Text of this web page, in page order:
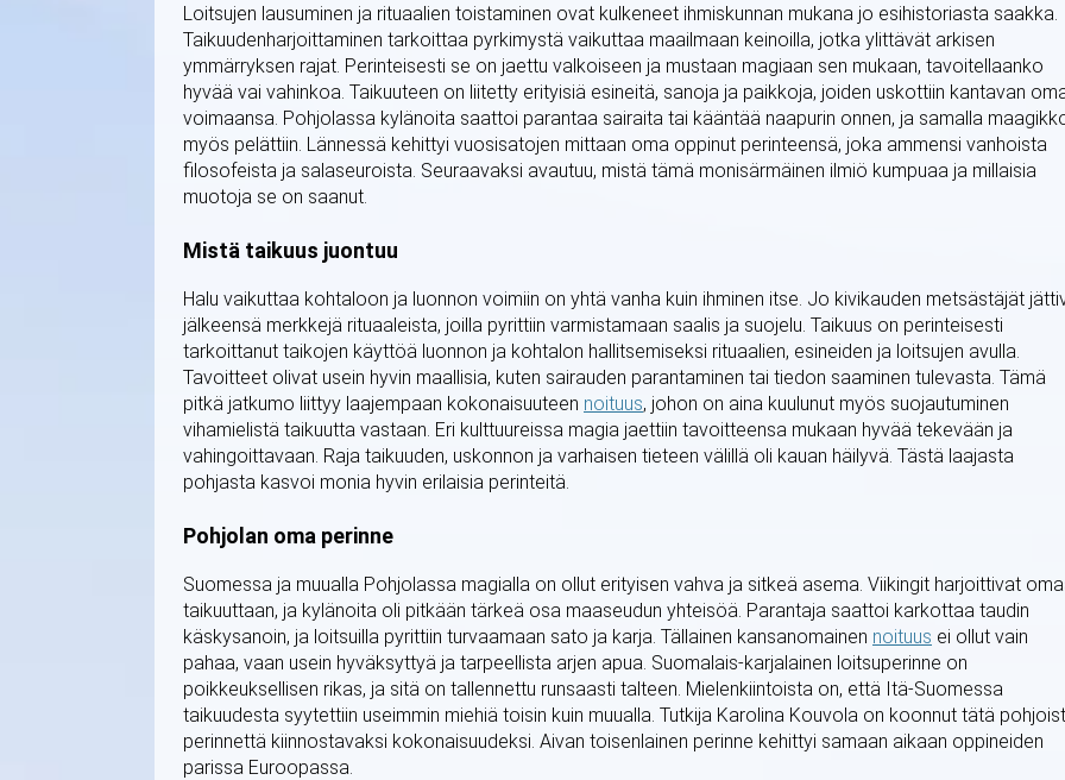
Loitsujen lausuminen ja rituaalien toistaminen ovat kulkeneet ihmiskunnan mukana jo esihistoriasta saakka.
Taikuudenharjoittaminen tarkoittaa pyrkimystä vaikuttaa maailmaan keinoilla, jotka ylittävät arkisen
ymmärryksen rajat. Perinteisesti se on jaettu valkoiseen ja mustaan magiaan sen mukaan, tavoitellaanko
hyvää vai vahinkoa. Taikuuteen on liitetty erityisiä esineitä, sanoja ja paikkoja, joiden uskottiin kantavan
voimaansa. Pohjolassa kylänoita saattoi parantaa sairaita tai kääntää naapurin onnen, ja samalla
myös pelättiin. Lännessä kehittyi vuosisatojen mittaan oma oppinut perinteensä, joka ammensi vanhoista
filosofeista ja salaseuroista. Seuraavaksi avautuu, mistä tämä monisärmäinen ilmiö kumpuaa ja millaisia
muotoja se on saanut.
Mistä taikuus juontuu
Halu vaikuttaa kohtaloon ja luonnon voimiin on yhtä vanha kuin ihminen itse. Jo kivikauden metsästäjät
jälkeensä merkkejä rituaaleista, joilla pyrittiin varmistamaan saalis ja suojelu. Taikuus on perinteisesti
tarkoittanut taikojen käyttöä luonnon ja kohtalon hallitsemiseksi rituaalien, esineiden ja loitsujen avulla.
Tavoitteet olivat usein hyvin maallisia, kuten sairauden parantaminen tai tiedon saaminen tulevasta. Tämä
pitkä jatkumo liittyy laajempaan kokonaisuuteen noituus, johon on aina kuulunut myös suojautuminen
vihamielistä taikuutta vastaan. Eri kulttuureissa magia jaettiin tavoitteensa mukaan hyvää tekevään ja
vahingoittavaan. Raja taikuuden, uskonnon ja varhaisen tieteen välillä oli kauan häilyvä. Tästä laajasta
pohjasta kasvoi monia hyvin erilaisia perinteitä.
Pohjolan oma perinne
Suomessa ja muualla Pohjolassa magialla on ollut erityisen vahva ja sitkeä asema. Viikingit harjoittivat
taikuuttaan, ja kylänoita oli pitkään tärkeä osa maaseudun yhteisöä. Parantaja saattoi karkottaa taudin
käskysanoin, ja loitsuilla pyrittiin turvaamaan sato ja karja. Tällainen kansanomainen noituus ei ollut vain
pahaa, vaan usein hyväksyttyä ja tarpeellista arjen apua. Suomalais-karjalainen loitsuperinne on
poikkeuksellisen rikas, ja sitä on tallennettu runsaasti talteen. Mielenkiintoista on, että Itä-Suomessa
taikuudesta syytettiin useimmin miehiä toisin kuin muualla. Tutkija Karolina Kouvola on koonnut tätä
perinnettä kiinnostavaksi kokonaisuudeksi. Aivan toisenlainen perinne kehittyi samaan aikaan oppineiden
parissa Euroopassa.